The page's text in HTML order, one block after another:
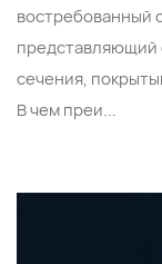
востребованный
представляющий
сечения,
В чем преи...